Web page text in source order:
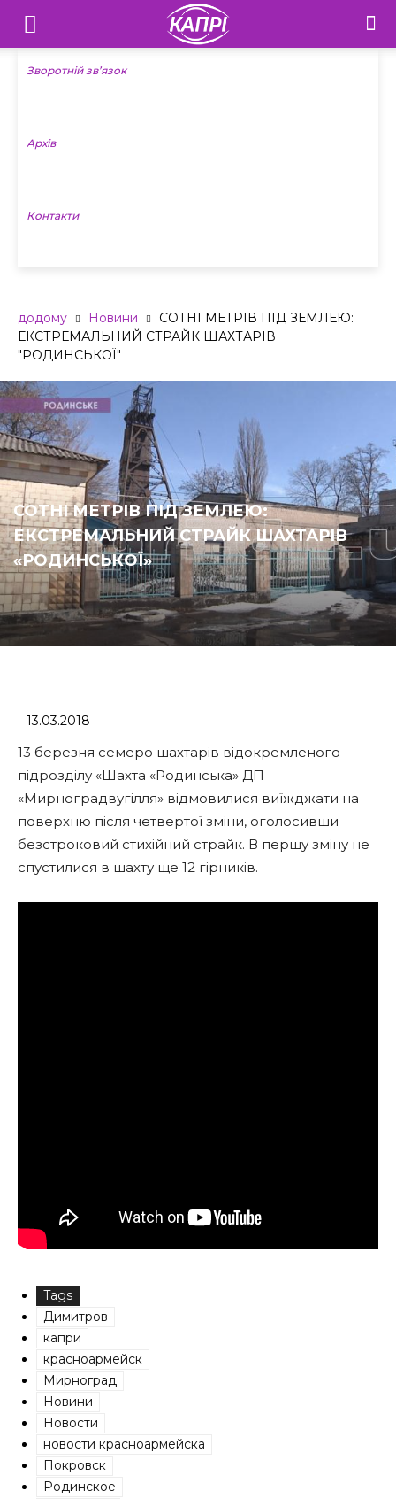
Телебачення
«Капрі»
Новини
Зворотній зв’язок
Архів
Контакти
додому Новини
СОТНІ МЕТРІВ ПІД ЗЕМЛЕЮ:
ЕКСТРЕМАЛЬНИЙ СТРАЙК ШАХТАРІВ
"РОДИНСЬКОЇ"
СОТНІ МЕТРІВ ПІД ЗЕМЛЕЮ:
ЕКСТРЕМАЛЬНИЙ СТРАЙК ШАХТАРІВ
«РОДИНСЬКОЇ»
13.03.2018
13 березня семеро шахтарів відокремленого
підрозділу «Шахта «Родинська» ДП
«Мирноградвугілля» відмовилися виїжджати на
поверхню після четвертої зміни, оголосивши
безстроковий стихійний страйк. В першу зміну не
спустилися в шахту ще 12 гірників.
Tags
Димитров
капри
красноармейск
Мирноград
Новини
Новости
новости красноармейска
Покровск
Родинское